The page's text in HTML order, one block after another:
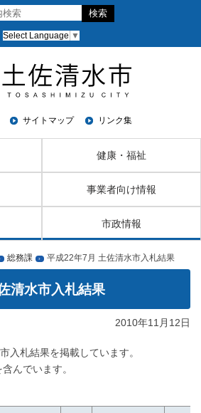
Select Language ▼
サイトマップ リンク集
健康・福祉
事業者向け情報
市政情報
総務課 › 平成22年7月 土佐清水市入札結果
清水市入札結果
2010年11月12日
入札結果を掲載しています。
んでいます。